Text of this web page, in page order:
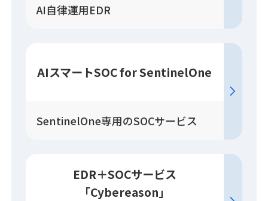
AI自律運用EDR
AIスマートSOC for SentinelOne
SentinelOne専用のSOCサービス
EDR＋SOCサービス
「Cybereason」